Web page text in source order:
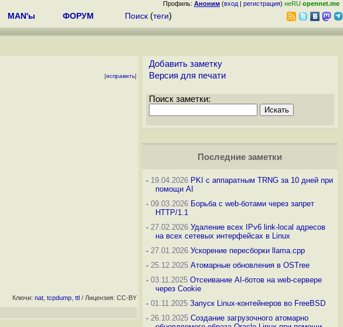
Профиль: Аноним (вход | регистрация) неRU opennet.me
MAN'ы ФОРУМ Поиск (теги)
[исправить]
Ключи: nat tcpdump ttl / Лицензия: CC-BY
Добавить заметку
Версия для печати
Поиск заметки:
Последние заметки
-19.04.2026 PKI с аппаратным TRNG за 10 дней при
помощи AI
-09.03.2026 Борьба с web-ботами через запрет
HTTP/1.1
-27.02.2026 Удаление всех IPv6 link-local адресов
на всех сетевых интерфейсах в Linux
-27.01.2026 Ускорение пересборки llama.cpp
-25.12.2025 Атомарные обновления в OSTree
-03.11.2025 Отсеивание AI-ботов на web-сервере
через Cookie
-01.11.2025 Запуск Linux-контейнеров во FreeBSD
-26.10.2025 Создание загрузочного атомарно